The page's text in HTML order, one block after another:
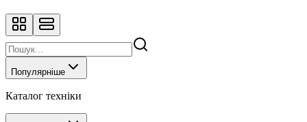
Популярніше
Каталог техніки